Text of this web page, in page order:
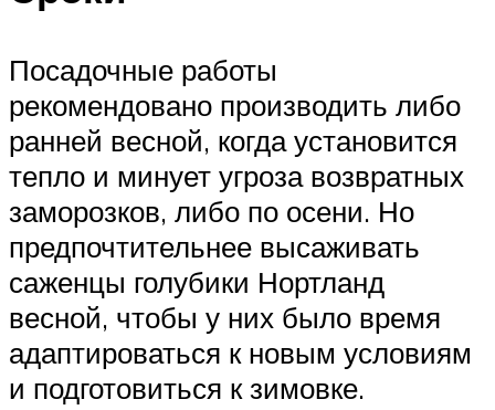
Посадочные работы
рекомендовано производить либо
ранней весной, когда установится
тепло и минует угроза возвратных
заморозков, либо по осени. Но
предпочтительнее высаживать
саженцы голубики Нортланд
весной, чтобы у них было время
адаптироваться к новым условиям
и подготовиться к зимовке.